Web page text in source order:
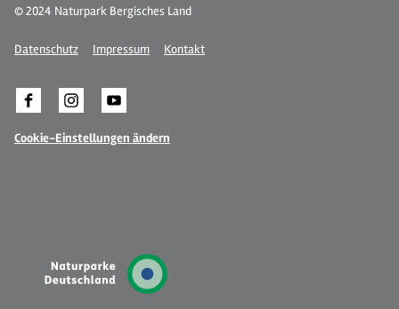
© 2024 Naturpark Bergisches Land
Datenschutz Impressum Kontakt
Cookie-Einstellungen ändern